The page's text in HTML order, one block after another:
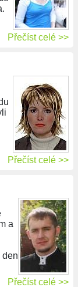
Přečíst celé >>
Přečíst celé >>
a
den
Přečíst celé >>